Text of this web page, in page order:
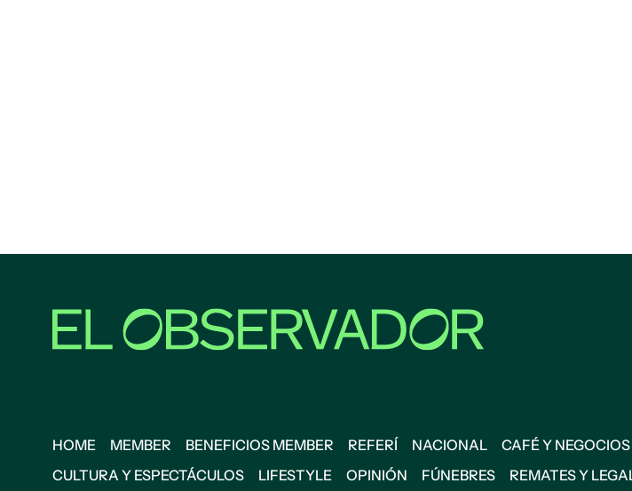
HOME MEMBER BENEFICIOS MEMBER REFERÍ NACIONAL CAFÉ Y NEGOCIOS
CULTURA Y ESPECTÁCULOS
LIFESTYLE OPINIÓN FÚNEBRES REMATES Y